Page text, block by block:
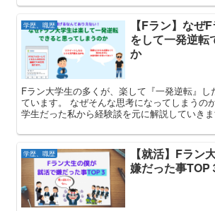
学歴、職歴
【Fラン】なぜ
をして一発逆転
か
Fラン大学生の多くが、楽して『一発逆転』し
ています。 なぜそんな思考になってしまうの
学生だった私から経験談を元に解説していきま
学歴、職歴
【就活】Fラン
嫌だった事TOP